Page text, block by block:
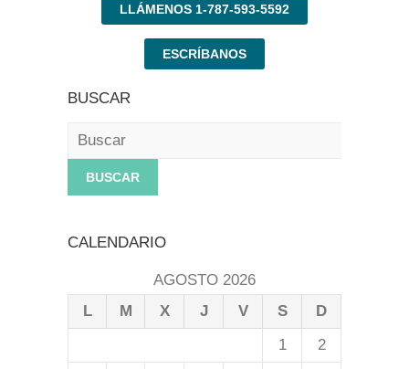
LLÁMENOS 1-787-593-5592
ESCRÍBANOS
BUSCAR
Buscar
CALENDARIO
AGOSTO 2026
L
M X J V S
D
1
2